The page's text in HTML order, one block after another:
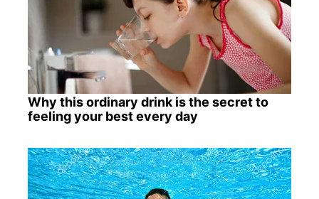
Why this ordinary drink is the secret to
feeling your best every day